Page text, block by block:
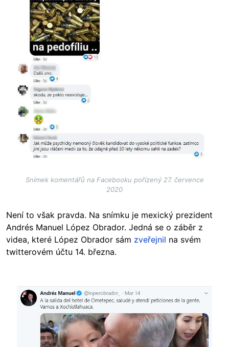
Snímek komentářů na Facebooku pořízený 27. července
2020
Není to však pravda. Na snímku je mexický prezident
Andrés Manuel López Obrador. Jedná se o záběr z
videa, které López Obrador sám zveřejnil na svém
twitterovém účtu 14. března.
Image